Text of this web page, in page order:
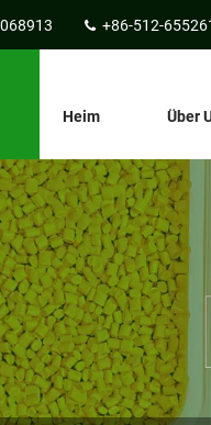
+86-512-
Heim Über